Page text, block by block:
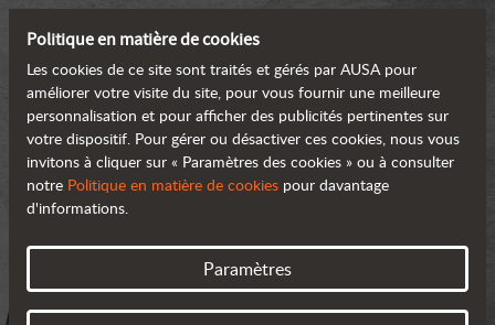
Politique en matière de cookies
Les cookies de ce site sont traités et gérés par AUSA pour
améliorer votre visite du site, pour vous fournir une meilleure
personnalisation et pour afficher des publicités pertinentes sur
votre dispositif. Pour gérer ou désactiver ces cookies, nous vous
invitons à cliquer sur « Paramètres des cookies » ou à consulter
notre Politique en matière de cookies pour davantage
d'informations.
Paramètres